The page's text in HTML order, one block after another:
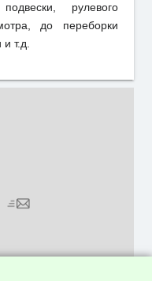
рулевого
до переборки
т.д.